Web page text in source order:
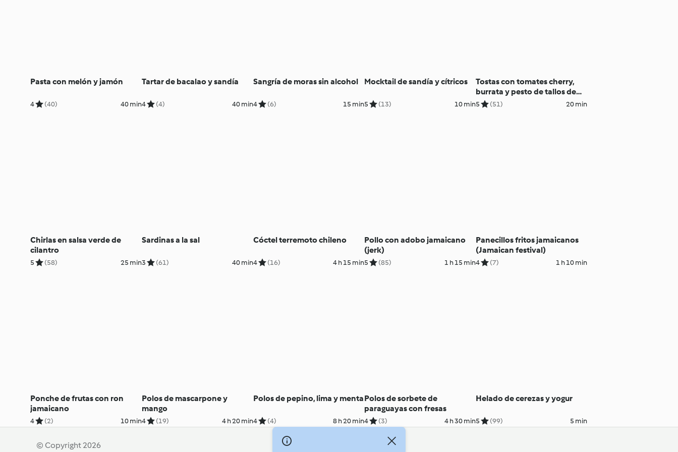
Pasta con melón y jamón
4 (40) 40 min
Tartar de bacalao y sandía
4 (4) 40 min
Sangría de moras sin alcohol
4 (6) 15 min
Mocktail de sandía y cítricos
5 (13) 10 min
Tostas con tomates cherry,
burrata y pesto de tallos de
zanahoria
5 (51) 20 min
Chirlas en salsa verde de
cilantro
5 (58) 25 min
Sardinas a la sal
3 (61) 40 min
Cóctel terremoto chileno
4 (16) 4 h 15 min
Pollo con adobo jamaicano
(jerk)
5 (85) 1 h 15 min
Panecillos fritos jamaicanos
(Jamaican festival)
4 (7) 1 h 10 min
Ponche de frutas con ron
jamaicano
4 (2) 10 min
Polos de mascarpone y
mango
4 (19) 4 h 20 min
Polos de pepino, lima y menta
4 (4) 8 h 20 min
Polos de sorbete de
paraguayas con fresas
4 (3) 4 h 30 min
Helado de cerezas y yogur
5 (99) 5 min
© Copyright 2026